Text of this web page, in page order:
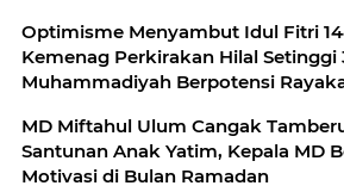
Optimisme Menyambut Idul Fitri
Kemenag Perkirakan Hilal Setinggi
Muhammadiyah Berpotensi
MD Miftahul Ulum Cangak
Santunan Anak Yatim, Kepala MD
Motivasi di Bulan Ramadan